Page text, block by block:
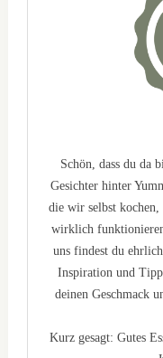
Schön, dass du da
Gesichter hinter
die wir selbst kochen,
wirklich
uns findest du
Inspiration und
deinen Geschmack
Kurz gesagt: Gutes